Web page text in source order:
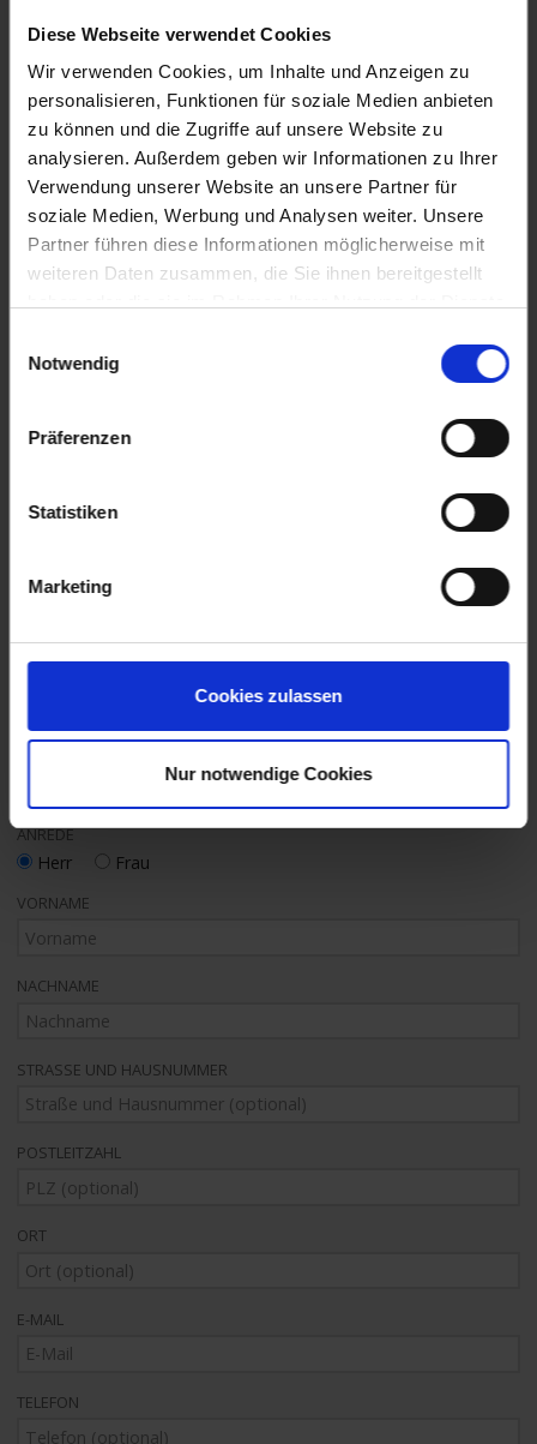
Diese Webseite verwendet Cookies
Wir verwenden Cookies, um Inhalte und Anzeigen zu
personalisieren, Funktionen für soziale Medien anbieten
zu können und die Zugriffe auf unsere Website zu
analysieren. Außerdem geben wir Informationen zu Ihrer
Verwendung unserer Website an unsere Partner für
soziale Medien, Werbung und Analysen weiter. Unsere
Partner führen diese Informationen möglicherweise mit
weiteren Daten zusammen, die Sie ihnen bereitgestellt
Notwendig
Präferenzen
Statistiken
Marketing
Cookies zulassen
Nur notwendige Cookies
KABINE
Kabine wählen
ANZAHL ERWACHSENE
2 Erwachsene
ANZAHL MITREISENDER KINDER
Keine Kinder
Extras
GETRÄNKEPAKETE & MEHR
Ihre Kontaktdaten
ANREDE
Herr Frau
VORNAME
NACHNAME
STRASSE UND HAUSNUMMER
POSTLEITZAHL
ORT
E-MAIL
TELEFON